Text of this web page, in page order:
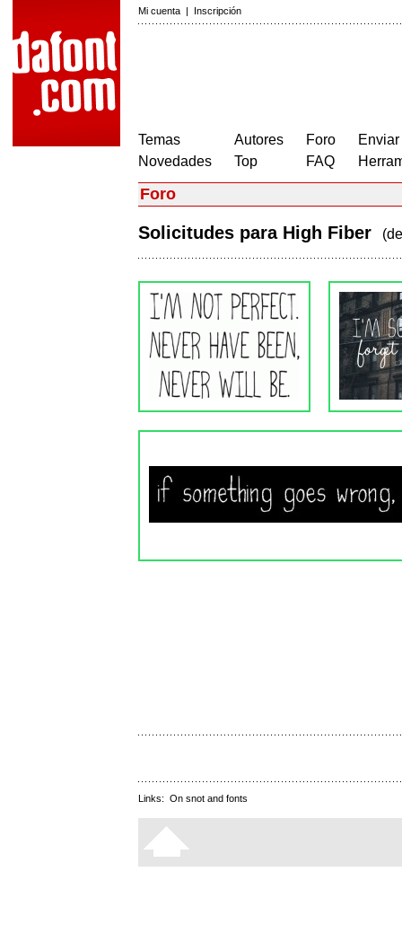
Mi cuenta | Inscripción
Temas
Novedades
Autores
Top
Foro
FAQ
Foro
Solicitudes para High Fiber
Links: On snot and fonts